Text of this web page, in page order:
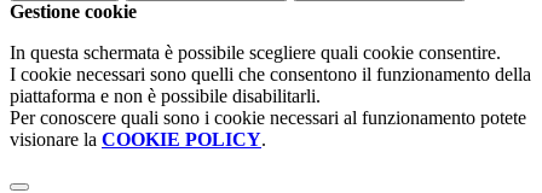
Gestione cookie
In questa schermata è possibile scegliere quali cookie consentire.
I cookie necessari sono quelli che consentono il funzionamento della
piattaforma e non è possibile disabilitarli.
Per conoscere quali sono i cookie necessari al funzionamento potete
visionare la COOKIE POLICY.